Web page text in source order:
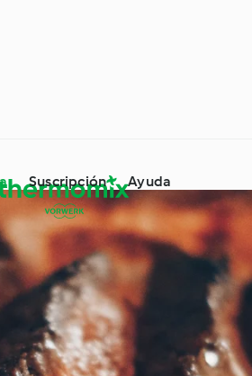
Suscripción Ayuda
Ingrediente destacado
Alrededor del mundo con
Cookidoo®